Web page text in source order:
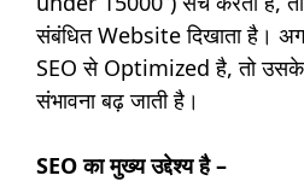
संबंधित Website दिखाता है।
SEO से Optimized है, तो
संभावना बढ़ जाती है।
SEO का मुख्य उद्देश्य है –